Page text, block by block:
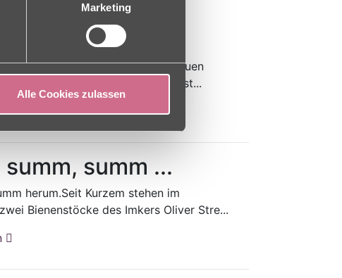
Marketing
Alle Cookies zulassen
im
die erste Veranstaltung der neuen
"Wissenswertes im Mühlengrund" st...
summ, summ ...
herum.Seit Kurzem stehen im
Bienenstöcke des Imkers Oliver Stre...